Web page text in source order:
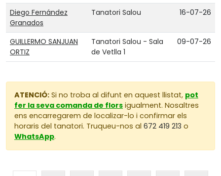
Diego Fernández
Granados
Tanatori Salou 16-07-26
GUILLERMO SANJUAN
ORTIZ
Tanatori Salou - Sala
de Vetlla 1
09-07-26
ATENCIÓ: Si no troba al difunt en aquest llistat, pot
fer la seva comanda de flors igualment. Nosaltres
ens encarregarem de localizar-lo i confirmar els
horaris del tanatori. Truqueu-nos al 672 419 213 o
WhatsApp.